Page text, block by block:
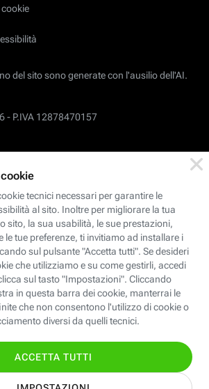
del sito sono generate con l'ausilio dell'AI.
- P.IVA 12878470157